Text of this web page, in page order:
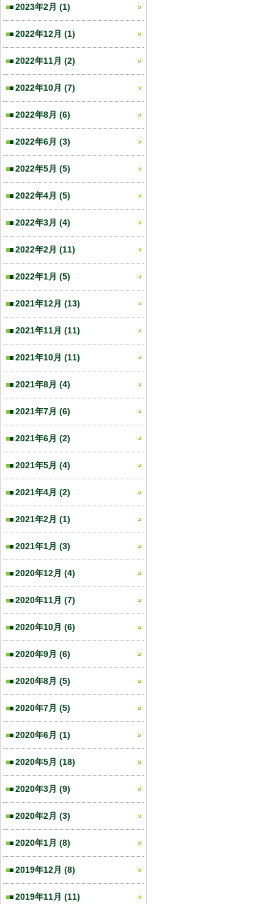
2023年2月 (1)
2022年12月 (1)
2022年11月 (2)
2022年10月 (7)
2022年8月 (6)
2022年6月 (3)
2022年5月 (5)
2022年4月 (5)
2022年3月 (4)
2022年2月 (11)
2022年1月 (5)
2021年12月 (13)
2021年11月 (11)
2021年10月 (11)
2021年8月 (4)
2021年7月 (6)
2021年6月 (2)
2021年5月 (4)
2021年4月 (2)
2021年2月 (1)
2021年1月 (3)
2020年12月 (4)
2020年11月 (7)
2020年10月 (6)
2020年9月 (6)
2020年8月 (5)
2020年7月 (5)
2020年6月 (1)
2020年5月 (18)
2020年3月 (9)
2020年2月 (3)
2020年1月 (8)
2019年12月 (8)
2019年11月 (11)